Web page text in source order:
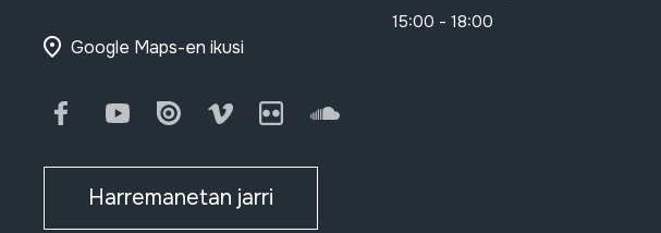
Google Maps-en ikusi
FacebookYoutubeIssuu Vimeo FlickrSoundCloud
Harremanetan jarri
15:00 - 18:00